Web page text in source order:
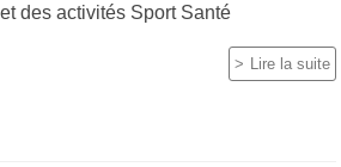
des activités Sport Santé
Lire la suite